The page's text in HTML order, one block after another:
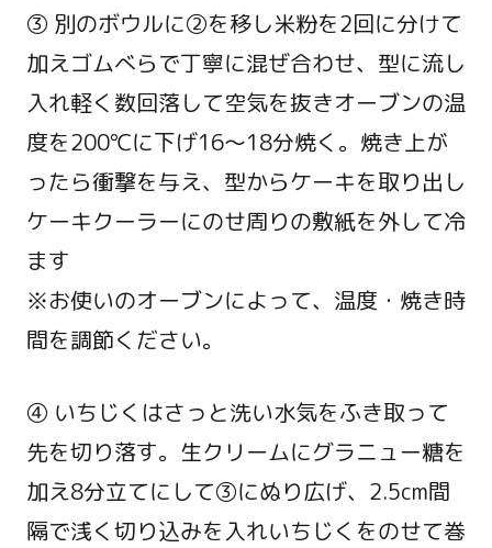
③ 別のボウルに②を移し米粉を2回に分けて
加えゴムべらで丁寧に混ぜ合わせ、型に流し
入れ軽く数回落して空気を抜きオーブンの温
度を200℃に下げ16～18分焼く。焼き上が
ったら衝撃を与え、型からケーキを取り出し
ケーキクーラーにのせ周りの敷紙を外して冷
ます
※お使いのオーブンによって、温度・焼き時
間を調節ください。
④ いちじくはさっと洗い水気をふき取って
先を切り落す。生クリームにグラニュー糖を
加え8分立てにして③にぬり広げ、2.5cm間
隔で浅く切り込みを入れいちじくをのせて巻